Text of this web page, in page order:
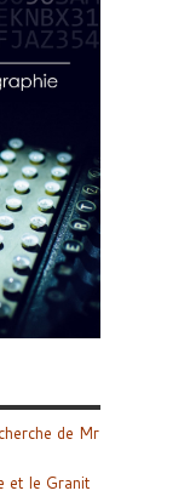
de Mr
et le Granit